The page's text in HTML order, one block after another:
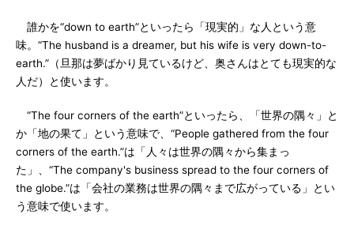
誰かを“down to earth”といったら「現実的」な人という意
味。“The husband is a dreamer, but his wife is very down-to-
earth.”（旦那は夢ばかり見ているけど、奥さんはとても現実的な
人だ）と使います。
“The four corners of the earth”といったら、「世界の隅々」と
か「地の果て」という意味で、“People gathered from the four
corners of the earth.”は「人々は世界の隅々から集まっ
た」、“The company's business spread to the four corners of
the globe.”は「会社の業務は世界の隅々まで広がっている」とい
う意味で使います。